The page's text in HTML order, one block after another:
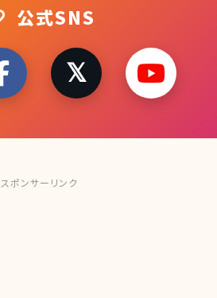
公式SNS
スポンサーリンク